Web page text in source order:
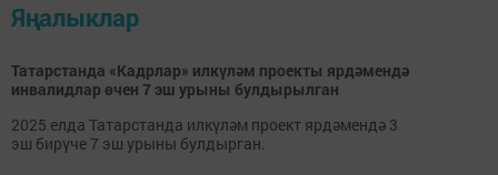
Яңалыклар
Татарстанда «Кадрлар» илкүләм проекты ярдәмендә
инвалидлар өчен 7 эш урыны булдырылган
2025 елда Татарстанда илкүләм проект ярдәмендә 3
эш бирүче 7 эш урыны булдырган.